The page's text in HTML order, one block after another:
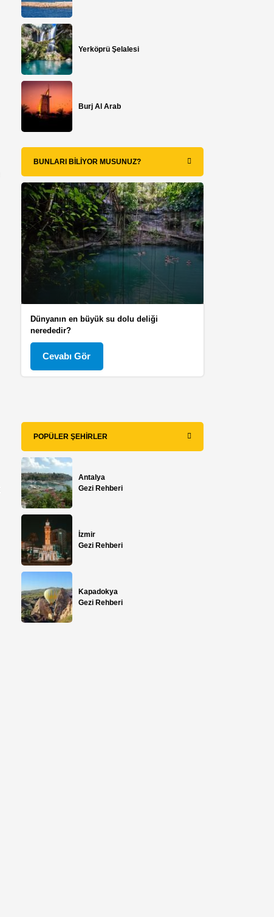
Yerköprü Şelalesi
Burj Al Arab
BUNLARI BILIYOR MUSUNUZ?
Dünyanın en büyük su dolu deliği
nerededir?
Cevabı Gör
POPÜLER ŞEHIRLER
Antalya
Gezi Rehberi
İzmir
Gezi Rehberi
Kapadokya
Gezi Rehberi